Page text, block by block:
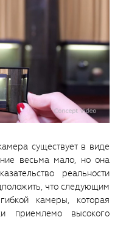
существует в виде
весьма мало, но она
реальности
что следующим
камеры, которая
приемлемо высокого